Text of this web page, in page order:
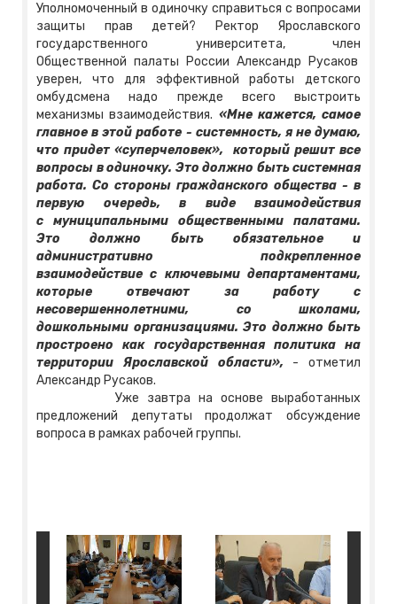
Уполномоченный в одиночку справиться с вопросами
защиты прав детей? Ректор Ярославского
государственного университета, член
Общественной палаты России Александр Русаков
уверен, что для эффективной работы детского
омбудсмена надо прежде всего выстроить
механизмы взаимодействия. «Мне кажется, самое
главное в этой работе - системность, я не думаю,
что придет «суперчеловек», который решит все
вопросы в одиночку. Это должно быть системная
работа. Со стороны гражданского общества - в
первую очередь, в виде взаимодействия
с муниципальными общественными палатами.
Это должно быть обязательное и
административно подкрепленное
взаимодействие с ключевыми департаментами,
которые отвечают за работу с
несовершеннолетними, со школами,
дошкольными организациями. Это должно быть
простроено как государственная политика на
территории Ярославской области», - отметил
Александр Русаков.
Уже завтра на основе выработанных
предложений депутаты продолжат обсуждение
вопроса в рамках рабочей группы.